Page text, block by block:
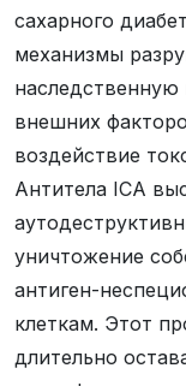
сахарного
механизмы
наследственную
внешних
воздействие
Антитела ICA
уничтожение
антиген-
клеткам. Этот
длительно